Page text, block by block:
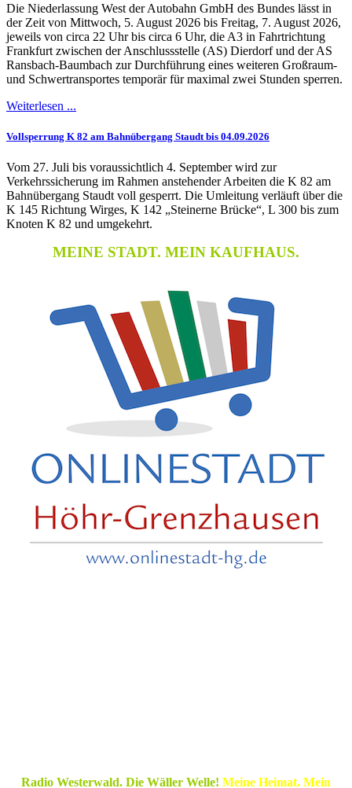
Die Niederlassung West der Autobahn GmbH des Bundes lässt in
der Zeit von Mittwoch, 5. August 2026 bis Freitag, 7. August 2026,
jeweils von circa 22 Uhr bis circa 6 Uhr, die A3 in Fahrtrichtung
Frankfurt zwischen der Anschlussstelle (AS) Dierdorf und der AS
Ransbach-Baumbach zur Durchführung eines weiteren Großraum-
und Schwertransportes temporär für maximal zwei Stunden sperren.
Weiterlesen ...
Vollsperrung K 82 am Bahnübergang Staudt bis 04.09.2026
Vom 27. Juli bis voraussichtlich 4. September wird zur
Verkehrssicherung im Rahmen anstehender Arbeiten die K 82 am
Bahnübergang Staudt voll gesperrt. Die Umleitung verläuft über die
K 145 Richtung Wirges, K 142 „Steinerne Brücke“, L 300 bis zum
Knoten K 82 und umgekehrt.
MEINE STADT. MEIN KAUFHAUS.
Radio Westerwald. Die Wäller Welle! Meine Heimat. Mein